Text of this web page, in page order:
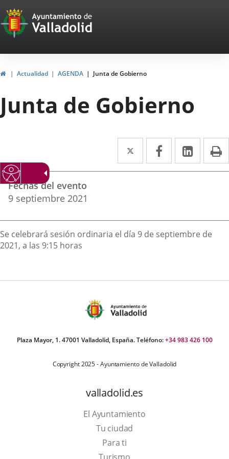
Portal
Web
del
Ayuntamiento
de
Valladolid
InicioActualidad AGENDA Junta de Gobierno
Junta de Gobierno
Twitter
Enlace
a
externa.
Facebook
Enlace
a
externa.
Enlace
a
Datos
del
evento
Fechas del evento
9 septiembre 2021
Descripción
Se celebrará sesión ordinaria el día 9 de septiembre de
2021, a las 9:15 horas
Plaza Mayor, 1. 47001 Valladolid, España. Teléfono:+34 983 426 100
Copyright 2025 - Ayuntamiento de Valladolid
valladolid.es
El Ayuntamiento
Tu ciudad
Para ti
Este